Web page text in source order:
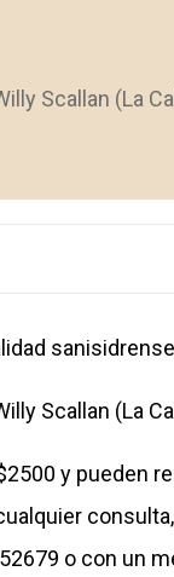
Scallan (La
Scallan (La
y pueden
o con un